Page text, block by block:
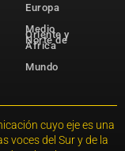
Europa
Medio
Oriente y
Norte de
África
Mundo
cuyo eje es una
voces del Sur y de la